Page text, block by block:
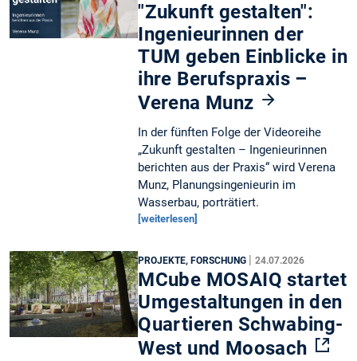
"Zukunft gestalten":
Ingenieurinnen der
TUM geben Einblicke in
ihre Berufspraxis –
Verena Munz
In der fünften Folge der Videoreihe
„Zukunft gestalten – Ingenieurinnen
berichten aus der Praxis“ wird Verena
Munz, Planungsingenieurin im
Wasserbau, porträtiert.
[weiterlesen]
PROJEKTE, FORSCHUNG |24.07.2026
MCube MOSAIQ startet
Umgestaltungen in den
Quartieren Schwabing-
West und Moosach